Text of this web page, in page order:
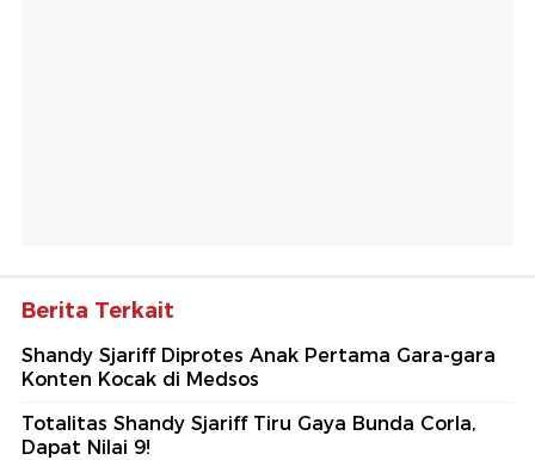
Berita Terkait
Shandy Sjariff Diprotes Anak Pertama Gara-gara
Konten Kocak di Medsos
Totalitas Shandy Sjariff Tiru Gaya Bunda Corla,
Dapat Nilai 9!